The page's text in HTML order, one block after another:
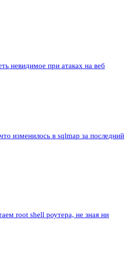
невидимое при атаках на веб
изменилось в sqlmap за последний
root shell роутера, не зная ни